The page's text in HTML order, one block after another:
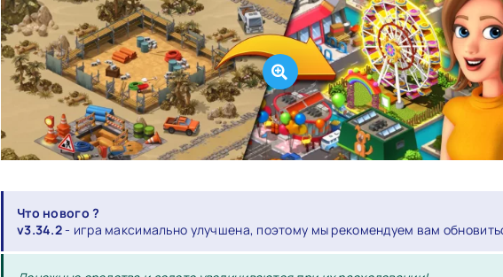
Что нового ?
v3.34.2- игра максимально улучшена, поэтому мы рекомендуем вам